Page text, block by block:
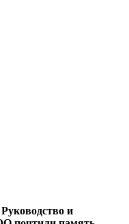
Руководство и